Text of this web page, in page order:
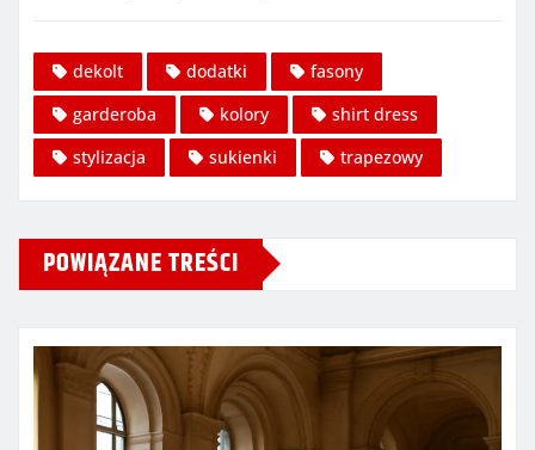
dekolt dodatki
fasony
garderoba
kolory
shirt dress
stylizacja
sukienki trapezowy
POWIĄZANE TREŚCI